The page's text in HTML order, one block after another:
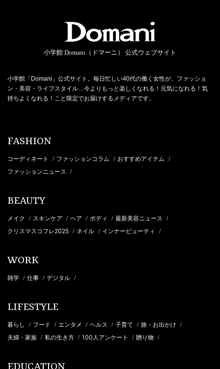
小学館 Domani（ドマーニ） 公式ウェブサイト
小学館「Domani」公式サイト。毎日忙しい40代の働く女性が、ファッショ
ン・美容・ライフスタイル…今よりもっと楽しくなれる！元気になれる！気
持ちよくなれる！こと限定でお届けするメディアです。
FASHION
コーディネート / ファッションコラム / おすすめアイテム /
ファッションニュース /
BEAUTY
メイク / スキンケア / ヘア / ボディ / 最新美容ニュース /
クリスマスコフレ2025 / ネイル / インナービューティ /
WORK
雑学 / 仕事 / デジタル /
LIFESTYLE
暮らし / フード / エンタメ / ヘルス / 子育て / 旅・お出かけ /
夫婦・家族 / 私の生き方 / 100人アンケート / 贈り物 /